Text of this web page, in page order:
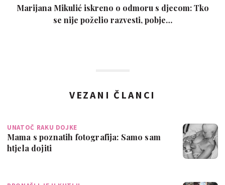
Marijana Mikulić iskreno o odmoru s djecom: Tko
se nije poželio razvesti, pobje…
VEZANI ČLANCI
UNATOČ RAKU DOJKE
Mama s poznatih fotografija: Samo sam
htjela dojiti